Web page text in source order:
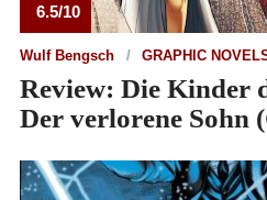
6.5/10
Wulf Bengsch GRAPHIC
Review: Die Kinder
Der verlorene Sohn